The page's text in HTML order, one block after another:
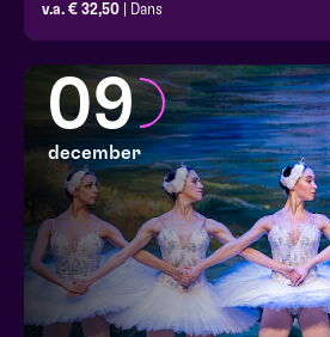
v.a. € 32,50 | Dans
09
december